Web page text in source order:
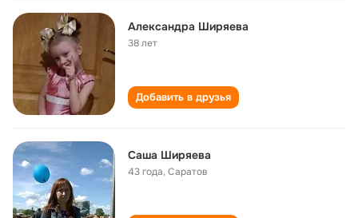
Александра Ширяева
38 лет
Добавить в друзья
Саша Ширяева
43 года,Саратов